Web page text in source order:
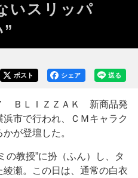
いスリッパ
送る
シェア
ポスト
ＢＬＩＺＺＡＫ 新商品発
市で行われ、ＣＭキャラク
が登壇した。
教授”に扮（ふん）し、タ
瀬。この日は、通常の白衣